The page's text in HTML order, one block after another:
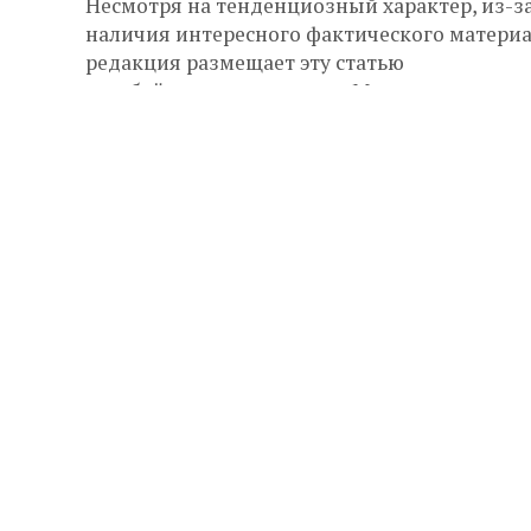
наличия интересного фактического
редакция размещает эту статью
азербайджанского автора. Мнение редакции